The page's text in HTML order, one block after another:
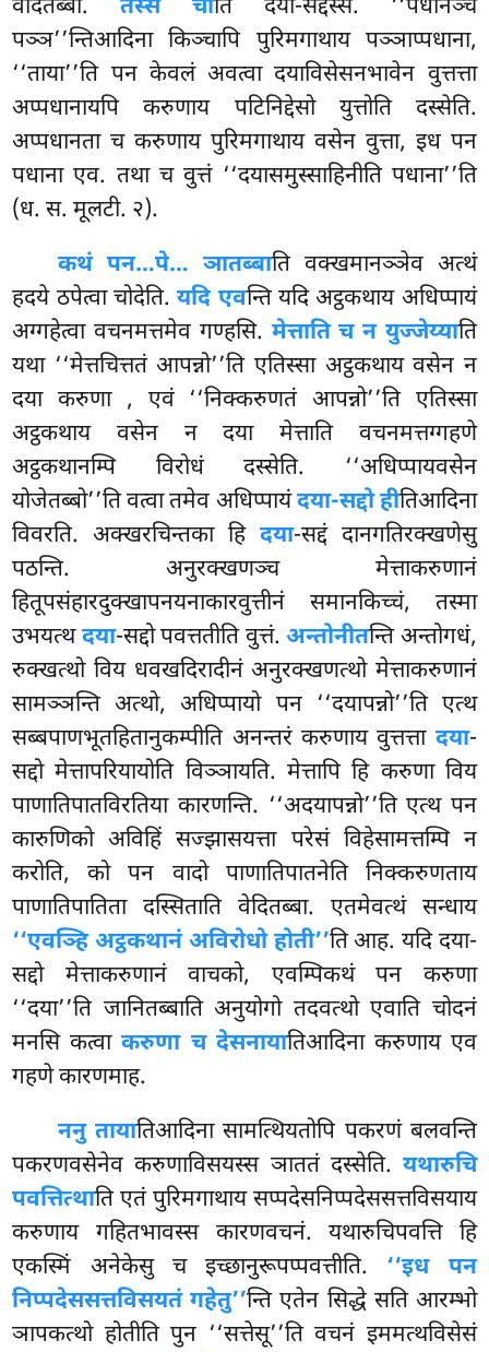
वेदितब्बा.तस्स चाति दया-सद्दस्स. ‘‘पधानञ्च
पञ्ञ’’न्तिआदिना किञ्चापि पुरिमगाथाय पञ्ञाप्पधाना,
‘‘ताया’’ति पन केवलं अवत्वा दयाविसेसनभावेन वुत्तत्ता
अप्पधानायपि करुणाय पटिनिद्देसो युत्तोति दस्सेति.
अप्पधानता च करुणाय पुरिमगाथाय वसेन वुत्ता, इध पन
पधाना एव. तथा च वुत्तं ‘‘दयासमुस्साहिनीति पधाना’’ति
(ध. स. मूलटी. २).
कथं पन…पे… ञातब्बाति वक्खमानञ्ञेव अत्थं
हदये ठपेत्वा चोदेति.यदि एवन्ति यदि अट्ठकथाय अधिप्पायं
अग्गहेत्वा वचनमत्तमेव गण्हसि. मेत्ताति च न युज्जेय्याति
यथा ‘‘मेत्तचित्ततं आपन्नो’’ति एतिस्सा अट्ठकथाय वसेन न
दया करुणा , एवं ‘‘निक्करुणतं आपन्नो’’ति एतिस्सा
अट्ठकथाय वसेन न दया मेत्ताति वचनमत्तग्गहणे
अट्ठकथानम्पि विरोधं दस्सेति. ‘‘अधिप्पायवसेन
योजेतब्बो’’ति वत्वा तमेव अधिप्पायंदया-सद्दो हीतिआदिना
विवरति. अक्खरचिन्तका हि दया-सद्दं दानगतिरक्खणेसु
पठन्ति. अनुरक्खणञ्च मेत्ताकरुणानं
हितूपसंहारदुक्खापनयनाकारवुत्तीनं समानकिच्चं, तस्मा
उभयत्थदया-सद्दो पवत्ततीति वुत्तं.अन्तोनीतन्ति अन्तोगधं,
रुक्खत्थो विय धवखदिरादीनं अनुरक्खणत्थो मेत्ताकरुणानं
सामञ्ञन्ति अत्थो, अधिप्पायो पन ‘‘दयापन्नो’’ति एत्थ
सब्बपाणभूतहितानुकम्पीति अनन्तरं करुणाय वुत्तत्ता दया-
सद्दो मेत्तापरियायोति विञ्ञायति. मेत्तापि हि करुणा विय
पाणातिपातविरतिया कारणन्ति. ‘‘अदयापन्नो’’ति एत्थ पन
कारुणिको अविहिं सज्झासयत्ता परेसं विहेसामत्तम्पि न
करोति, को पन वादो पाणातिपातनेति निक्करुणताय
पाणातिपातिता दस्सिताति वेदितब्बा. एतमेवत्थं सन्धाय
‘‘एवञ्हि अट्ठकथानं अविरोधो होती’’ति आह. यदि दया-
सद्दो मेत्ताकरुणानं वाचको, एवम्पिकथं पन करुणा
‘‘दया’’ति जानितब्बाति अनुयोगो तदवत्थो एवाति चोदनं
मनसि कत्वाकरुणा च देसनायातिआदिना करुणाय एव
गहणे कारणमाह.
ननु तायातिआदिना सामत्थियतोपि पकरणं बलवन्ति
पकरणवसेनेव करुणाविसयस्स ञाततं दस्सेति. यथारुचि
पवत्तित्थाति एतं पुरिमगाथाय सप्पदेसनिप्पदेससत्तविसयाय
करुणाय गहितभावस्स कारणवचनं. यथारुचिपवत्ति हि
एकस्मिं अनेकेसु च इच्छानुरूपप्पवत्तीति. ‘‘इध पन
निप्पदेससत्तविसयतं गहेतु’’न्ति एतेन सिद्धे सति आरम्भो
ञापकत्थो होतीति पुन ‘‘सत्तेसू’’तिवचनं इममत्थविसेसं